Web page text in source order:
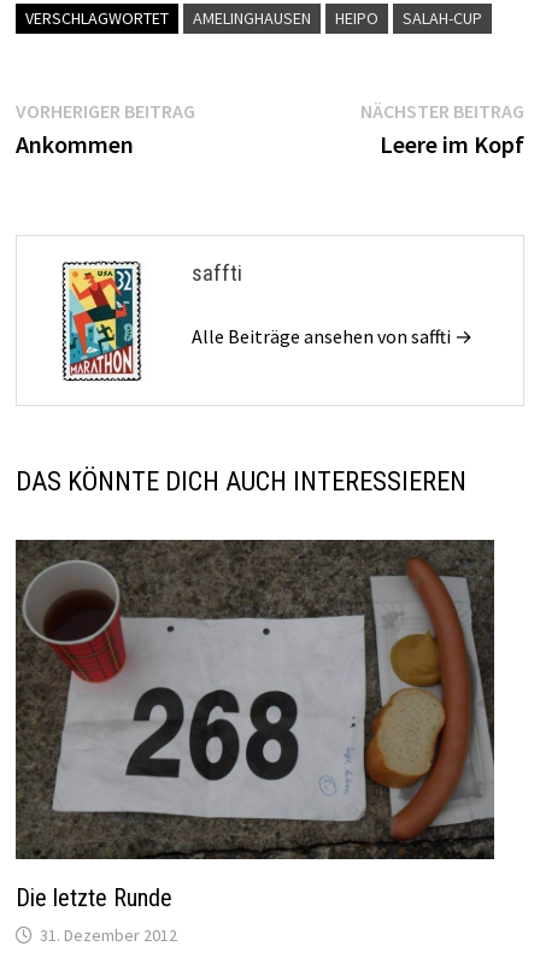
VERSCHLAGWORTET AMELINGHAUSEN HEIPO SALAH-CUP
Beitragsnavigation
VORHERIGER BEITRAGVorheriger
Ankommen
NÄCHSTER BEITRAG
Leere im Kopf
saffti
Alle Beiträge ansehen von saffti →
DAS KÖNNTE DICH AUCH INTERESSIEREN
Die letzte Runde
31. Dezember 2012